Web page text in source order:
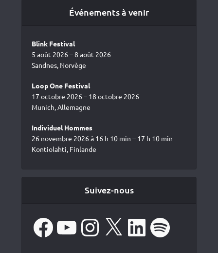
Événements à venir
Blink Festival
5 août 2026 – 8 août 2026
Sandnes, Norvège
Loop One Festival
17 octobre 2026 – 18 octobre 2026
Munich, Allemagne
Individuel Hommes
26 novembre 2026 à 16 h 10 min – 17 h 10 min
Kontiolahti, Finlande
Suivez-nous
FacebookYouTube Instagram LinkedIn Spotify